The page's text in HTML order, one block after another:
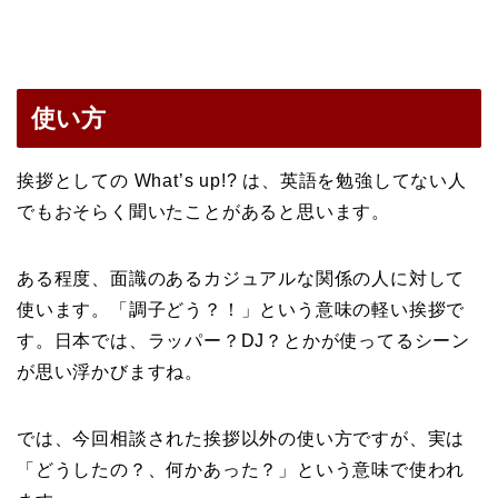
使い方
挨拶としての What’s up!? は、英語を勉強してない人
でもおそらく聞いたことがあると思います。
ある程度、面識のあるカジュアルな関係の人に対して
使います。「調子どう？！」という意味の軽い挨拶で
す。日本では、ラッパー？DJ？とかが使ってるシーン
が思い浮かびますね。
では、今回相談された挨拶以外の使い方ですが、実は
「どうしたの？、何かあった？」という意味で使われ